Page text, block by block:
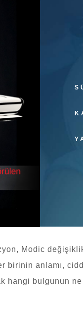
Modic
anlamı,
hangi bulgunun